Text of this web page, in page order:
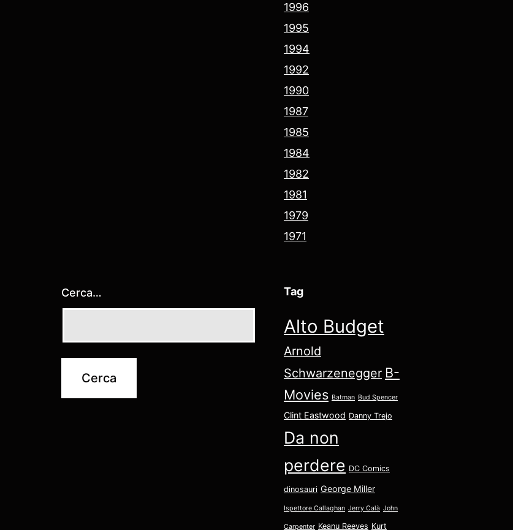
1996
1995
1994
1992
1990
1987
1985
1984
1982
1981
1979
1971
Cerca… Tag
Alto Budget
Arnold
Schwarzenegger B-
Movies Batman Bud Spencer
Clint Eastwood Danny Trejo
Da non
perdere DC Comics
dinosauri George Miller
Ispettore Callaghan Jerry Calà John
Carpenter Keanu Reeves Kurt